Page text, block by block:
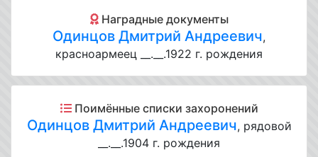
Наградные документы
Одинцов Дмитрий Андреевич,
красноармеец __.__.1922 г. рождения
Поимённые списки захоронений
Одинцов Дмитрий Андреевич, рядовой
__.__.1904 г. рождения